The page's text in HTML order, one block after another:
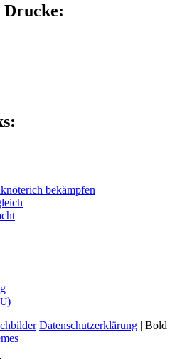
bekämpfen
)
Daten­schutz­er­klä­rung | Bold